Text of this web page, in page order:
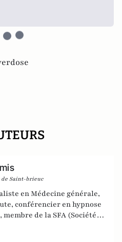
de Saint-brieuc
en Médecine générale,
conférencier en hypnose
de la SFA (Société
Addictions France à Evry
médical est basé à Epagny.